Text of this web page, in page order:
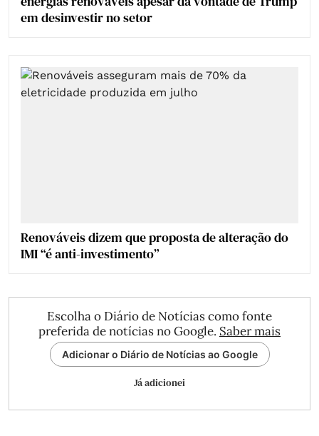
em desinvestir no setor
Renováveis dizem que proposta de alteração do
IMI “é anti-investimento”
Escolha o Diário de Notícias como fonte
preferida de notícias no Google. Saber mais
Adicionar o Diário de Notícias ao Google
Já adicionei